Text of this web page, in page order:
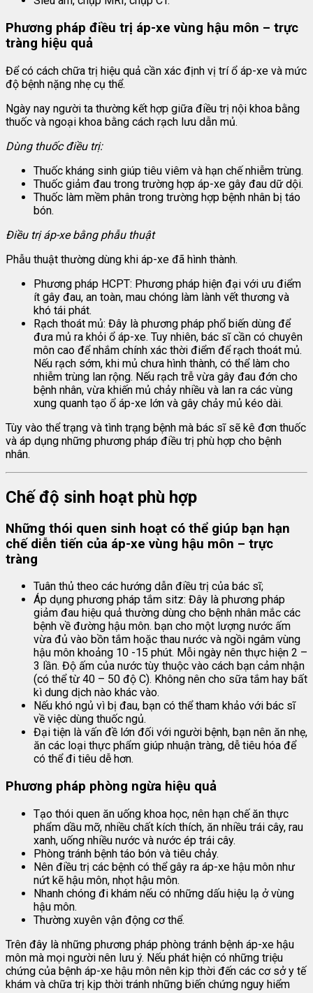
Phương pháp điều trị áp-xe vùng hậu môn – trực
tràng hiệu quả
Để có cách chữa trị hiệu quả cần xác định vị trí ổ áp-xe và mức
độ bệnh nặng nhẹ cụ thể.
Ngày nay người ta thường kết hợp giữa điều trị nội khoa bằng
thuốc và ngoại khoa bằng cách rạch lưu dẫn mủ.
Dùng thuốc điều trị:
Thuốc kháng sinh giúp tiêu viêm và hạn chế nhiễm trùng.
Thuốc giảm đau trong trường hợp áp-xe gây đau dữ dội.
Thuốc làm mềm phân trong trường hợp bệnh nhân bị táo
bón.
Điều trị áp-xe bằng phẫu thuật
Phẫu thuật thường dùng khi áp-xe đã hình thành.
Phương pháp HCPT: Phương pháp hiện đại với ưu điểm
ít gây đau, an toàn, mau chóng làm lành vết thương và
khó tái phát.
Rạch thoát mủ: Đây là phương pháp phổ biến dùng để
đưa mủ ra khỏi ổ áp-xe. Tuy nhiên, bác sĩ cần có chuyên
môn cao để nhắm chính xác thời điểm để rạch thoát mủ.
Nếu rạch sớm, khi mủ chưa hình thành, có thể làm cho
nhiễm trùng lan rộng. Nếu rạch trễ vừa gây đau đớn cho
bệnh nhân, vừa khiến mủ chảy nhiều và lan ra các vùng
xung quanh tạo ổ áp-xe lớn và gây chảy mủ kéo dài.
Tùy vào thể trạng và tình trạng bệnh mà bác sĩ sẽ kê đơn thuốc
và áp dụng những phương pháp điều trị phù hợp cho bệnh
nhân.
Chế độ sinh hoạt phù hợp
Những thói quen sinh hoạt có thể giúp bạn hạn
chế diễn tiến của áp-xe vùng hậu môn – trực
tràng
Tuân thủ theo các hướng dẫn điều trị của bác sĩ;
Áp dụng phương pháp tắm sitz: Đây là phương pháp
giảm đau hiệu quả thường dùng cho bệnh nhân mắc các
bệnh về đường hậu môn. bạn cho một lượng nước ấm
vừa đủ vào bồn tắm hoặc thau nước và ngồi ngâm vùng
hậu môn khoảng 10 -15 phút. Mỗi ngày nên thực hiện 2 –
3 lần. Độ ấm của nước tùy thuộc vào cách bạn cảm nhận
(có thể từ 40 – 50 độ C). Không nên cho sữa tắm hay bất
kì dung dịch nào khác vào.
Nếu khó ngủ vì bị đau, bạn có thể tham khảo với bác sĩ
về việc dùng thuốc ngủ.
Đại tiện là vấn đề lớn đối với người bệnh, bạn nên ăn nhẹ,
ăn các loại thực phẩm giúp nhuận tràng, dễ tiêu hóa để
có thể đi tiêu dễ hơn.
Phương pháp phòng ngừa hiệu quả
Tạo thói quen ăn uống khoa học, nên hạn chế ăn thực
phẩm dầu mỡ, nhiều chất kích thích, ăn nhiều trái cây, rau
xanh, uống nhiều nước và nước ép trái cây.
Phòng tránh bệnh táo bón và tiêu chảy.
Nên điều trị các bệnh có thể gây ra áp-xe hậu môn như
nứt kẽ hậu môn, nhọt hậu môn.
Nhanh chóng đi khám nếu có những dấu hiệu lạ ở vùng
hậu môn.
Thường xuyên vận động cơ thể.
Trên đây là những phương pháp phòng tránh bệnh áp-xe hậu
môn mà mọi người nên lưu ý. Nếu phát hiện có những triệu
chứng của bệnh áp-xe hậu môn nên kịp thời đến các cơ sở y tế
khám và chữa trị kịp thời tránh những biến chứng nguy hiểm